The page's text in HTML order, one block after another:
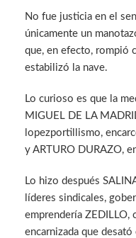
No fue justicia en el
únicamente un
que, en efecto, rompió
estabilizó la nave.
Lo curioso es que la
MIGUEL DE LA
lopezportillismo,
y ARTURO DURAZO,
Lo hizo después
líderes sindicales,
emprendería ZEDILLO,
encarnizada que